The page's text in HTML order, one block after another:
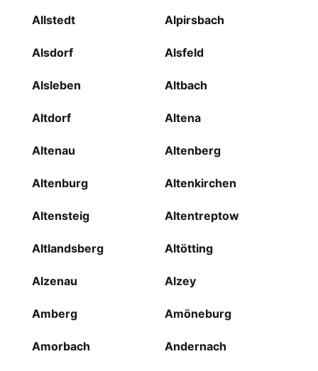
Allstedt Alpirsbach
Alsdorf Alsfeld
Alsleben Altbach
Altdorf Altena
Altenau Altenberg
Altenburg Altenkirchen
Altensteig Altentreptow
Altlandsberg Altötting
Alzenau Alzey
Amberg Amöneburg
Amorbach Andernach